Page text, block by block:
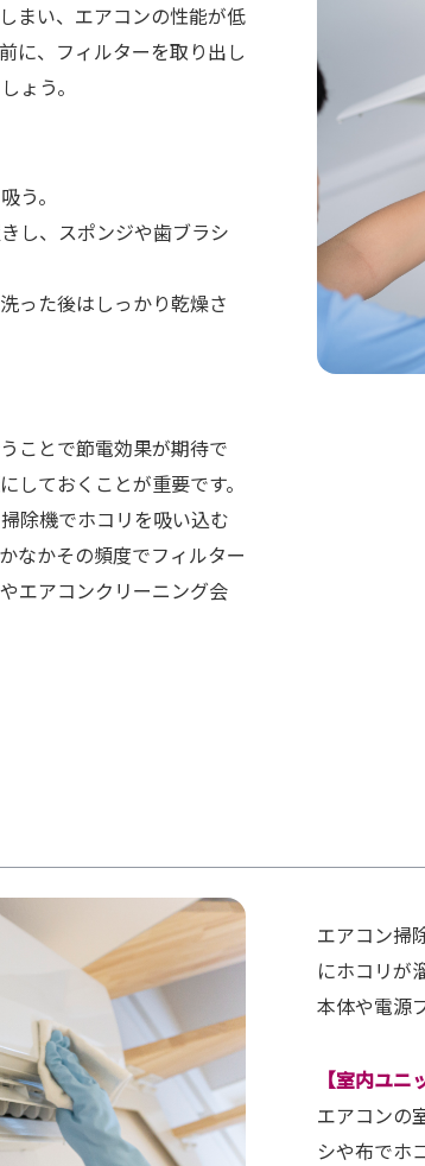
まい、エアコンの性能が低
に、フィルターを取り出し
ょう。
う。
し、スポンジや歯ブラシ
った後はしっかり乾燥さ
ことで節電効果が期待で
しておくことが重要です。
除機でホコリを吸い込む
なかその頻度でフィルター
エアコンクリーニング会
エアコン掃
にホコリが
本体や電源
【室内ユニ
エアコンの
シや布でホ